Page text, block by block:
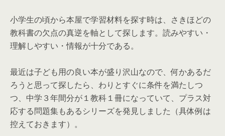
小学生の頃から本屋で学習材料を探す時は、さきほどの
教科書の欠点の真逆を軸として探します。読みやすい・
理解しやすい・情報が十分である。
最近は子ども用の良い本が盛り沢山なので、何かあるだ
ろうと思って探したら、わりとすぐに条件を満たしつ
つ、中学３年間分が１教科１冊になっていて、プラス対
応する問題集もあるシリーズを発見しました（具体例は
控えておきます）。